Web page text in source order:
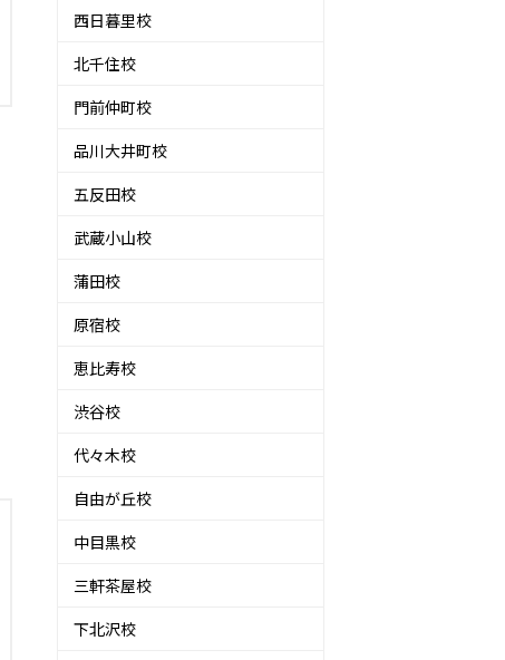
西日暮里校
北千住校
門前仲町校
品川大井町校
五反田校
武蔵小山校
蒲田校
原宿校
恵比寿校
渋谷校
代々木校
自由が丘校
中目黒校
三軒茶屋校
下北沢校